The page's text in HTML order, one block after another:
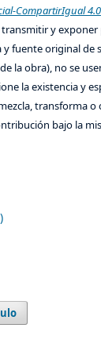
CompartirIgual 4.0
transmitir y
y fuente original de
la obra), no se
la existencia y
transforma
bajo la